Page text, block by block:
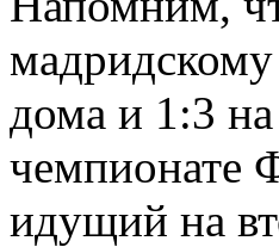
дома и 1:3
чемпионате
идущий на